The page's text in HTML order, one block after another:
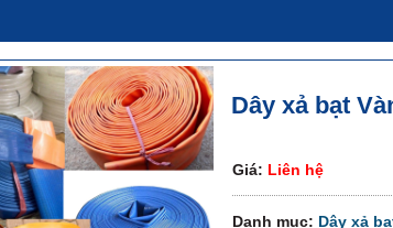
Dây xả bạt
Giá: Liên hệ
Danh mục: Dây xả